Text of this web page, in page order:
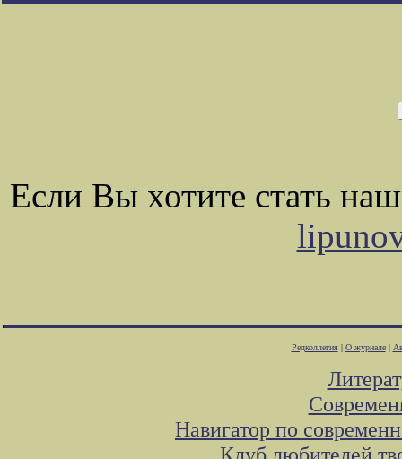
Если Вы хотите стать
Редколлегия| О журнале|
Навигатор по
Клуб любителей